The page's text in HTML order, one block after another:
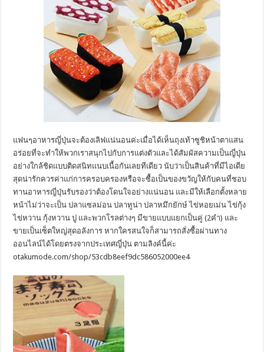
แฟนๆอาหารญี่ปุ่นจะต้องเลิฟแน่นอนค่ะเมื่อได้เห็นถุงเท้าซูชิหน้าตาแสน
อร่อยที่จะทำให้พวกเราสนุกไปกับการแต่งตัวและได้สัมผัสความเป็นญี่ปุ่น
อย่างใกล้ชิดแบบติดสนิทแนบเนื้อกันเลยทีเดียว นับว่าเป็นสินค้าที่มีไอเดีย
สุดน่ารักควรค่าแก่การครอบครองหรือจะซื้อเป็นของขวัญให้กับคนที่ชอบ
ทานอาหารญี่ปุ่นรับรองว่าต้องโดนใจอย่างแน่นอน และมีให้เลือกตั้งหลาย
หน้าไม่ว่าจะเป็น ปลาแซลม่อน ปลาทูน่า ปลาหมึกยักษ์ ไข่หอยเม่น ไข่กุ้ง
ไข่หวาน กุ้งหวาน ปู และพวกโรลต่างๆ มีขายแบบแยกเป็นคู่ (2คำ) และ
ขายเป็นเซ็ตใหญ่สุดอลังการ หากใครสนใจก็สามารถสั่งซื้อผ่านทาง
ออนไลน์ได้โดยตรงจากประเทศญี่ปุ่น ตามลิงค์นี้ค่ะ
otakumode.com/shop/53cdb8eef9dc586052000ee4